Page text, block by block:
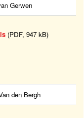
Gerwen
(PDF, 947 kB)
den Bergh